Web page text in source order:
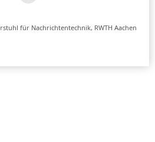
für Nachrichtentechnik, RWTH Aachen